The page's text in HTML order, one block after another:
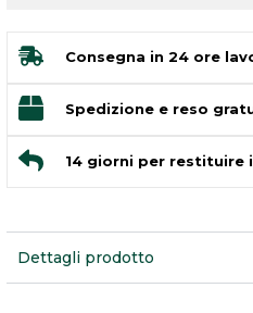
Consegna in 24 ore
Spedizione e reso
14 giorni per restituire
Dettagli prodotto